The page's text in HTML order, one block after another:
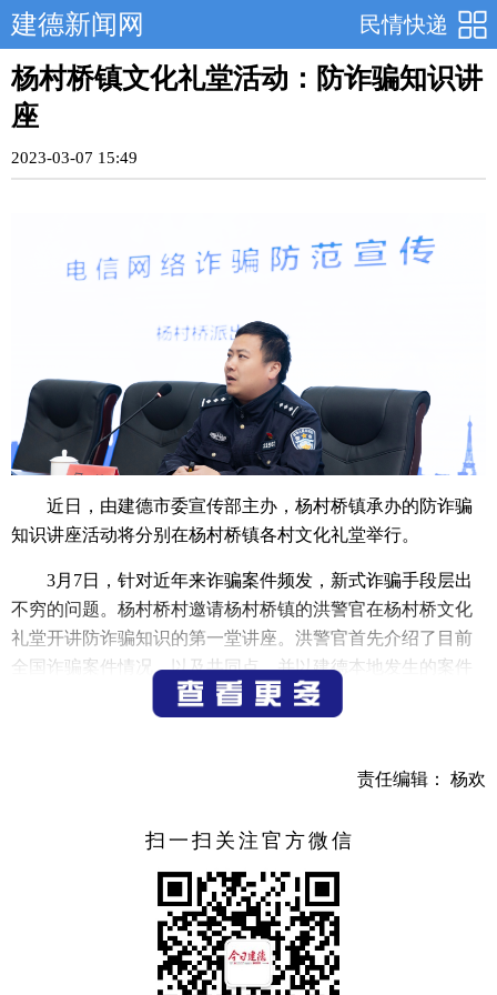
民情快递
建德新闻网
杨村桥镇文化礼堂活动：防诈骗知识讲
座
2023-03-07 15:49
近日，由建德市委宣传部主办，杨村桥镇承办的防诈骗
知识讲座活动将分别在杨村桥镇各村文化礼堂举行。
3月7日，针对近年来诈骗案件频发，新式诈骗手段层出
不穷的问题。杨村桥村邀请杨村桥镇的洪警官在杨村桥文化
礼堂开讲防诈骗知识的第一堂讲座。洪警官首先介绍了目前
全国诈骗案件情况，以及共同点，并以建德本地发生的案件
作为案例对杨村桥镇村民、企业负责人、园区单位负责人进
后续黄盛村文化礼堂、龙溪桥村文化礼堂、徐坑村文化
堂、杨村桥村文化礼堂、十里埠村文化礼堂、官路村文化礼
责任编辑： 杨欢
扫一扫关注官方微信